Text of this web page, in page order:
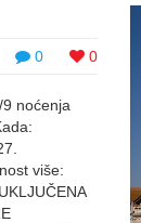
0 0
noćenja
više: